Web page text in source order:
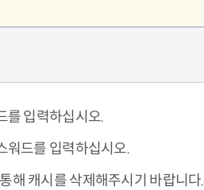
를 입력하십시오.
워드를 입력하십시오.
해 캐시를 삭제해주시기 바랍니다.